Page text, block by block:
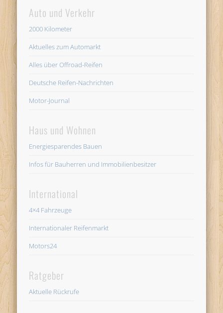
Auto und Verkehr
2000 Kilometer
Aktuelles zum Automarkt
Alles über Offroad-Reifen
Deutsche Reifen-Nachrichten
Motor-Journal
Haus und Wohnen
Energiesparendes Bauen
Infos für Bauherren und Immobilienbesitzer
International
4×4 Fahrzeuge
Internationaler Reifenmarkt
Motors24
Ratgeber
Aktuelle Rückrufe